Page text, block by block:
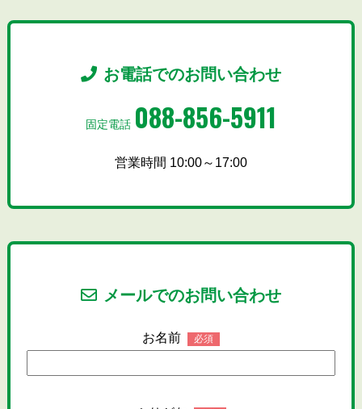
お電話でのお問い合わせ
固定電話 088-856-5911
営業時間 10:00～17:00
メールでのお問い合わせ
お名前 必須